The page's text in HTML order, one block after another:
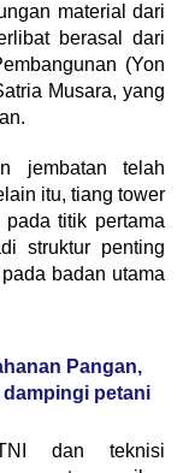
material dari
berasal dari
(Yon
Musara, yang
jembatan telah
itu, tiang tower
titik pertama
struktur penting
badan utama
Pangan,
dampingi petani
dan teknisi